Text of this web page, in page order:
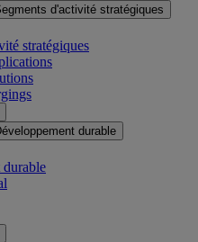
d'activité stratégiques
stratégiques
durable